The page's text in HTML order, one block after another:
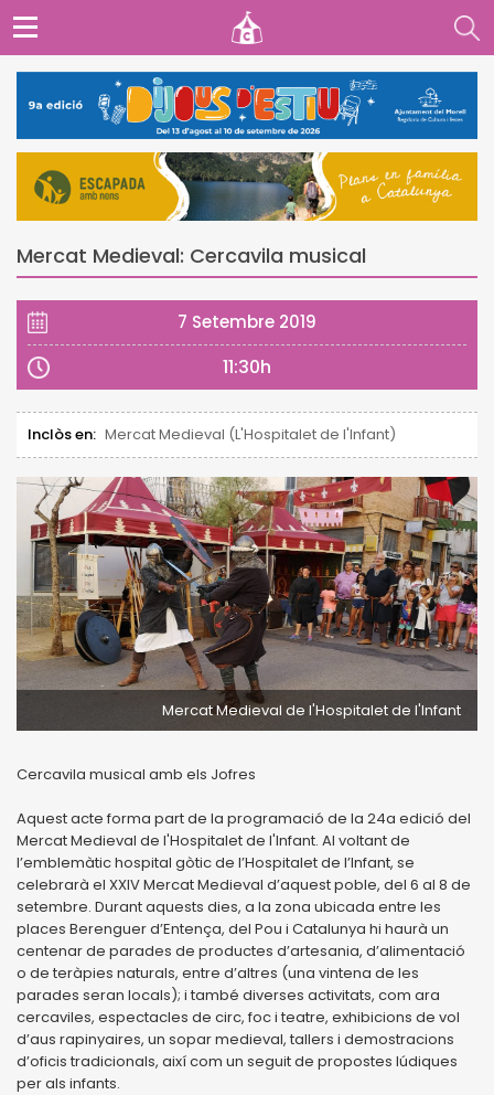
Mercat Medieval: Cercavila musical
7 Setembre 2019
11:30h
Inclòs en: Mercat Medieval (L'Hospitalet de l'Infant)
Mercat Medieval de l'Hospitalet de l'Infant
Cercavila musical amb els Jofres
Aquest acte forma part de la programació de la 24a edició del
Mercat Medieval de l'Hospitalet de l'Infant. Al voltant de
l’emblemàtic hospital gòtic de l’Hospitalet de l’Infant, se
celebrarà el XXIV Mercat Medieval d’aquest poble, del 6 al 8 de
setembre. Durant aquests dies, a la zona ubicada entre les
places Berenguer d’Entença, del Pou i Catalunya hi haurà un
centenar de parades de productes d’artesania, d’alimentació
o de teràpies naturals, entre d’altres (una vintena de les
parades seran locals); i també diverses activitats, com ara
cercaviles, espectacles de circ, foc i teatre, exhibicions de vol
d’aus rapinyaires, un sopar medieval, tallers i demostracions
d’oficis tradicionals, així com un seguit de propostes lúdiques
per als infants.